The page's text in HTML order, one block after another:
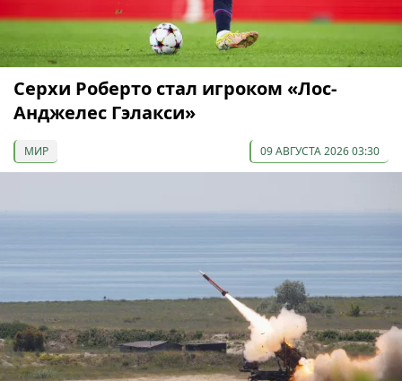
Серхи Роберто стал игроком «Лос-
Анджелес Гэлакси»
МИР 09 АВГУСТА 2026 03:30